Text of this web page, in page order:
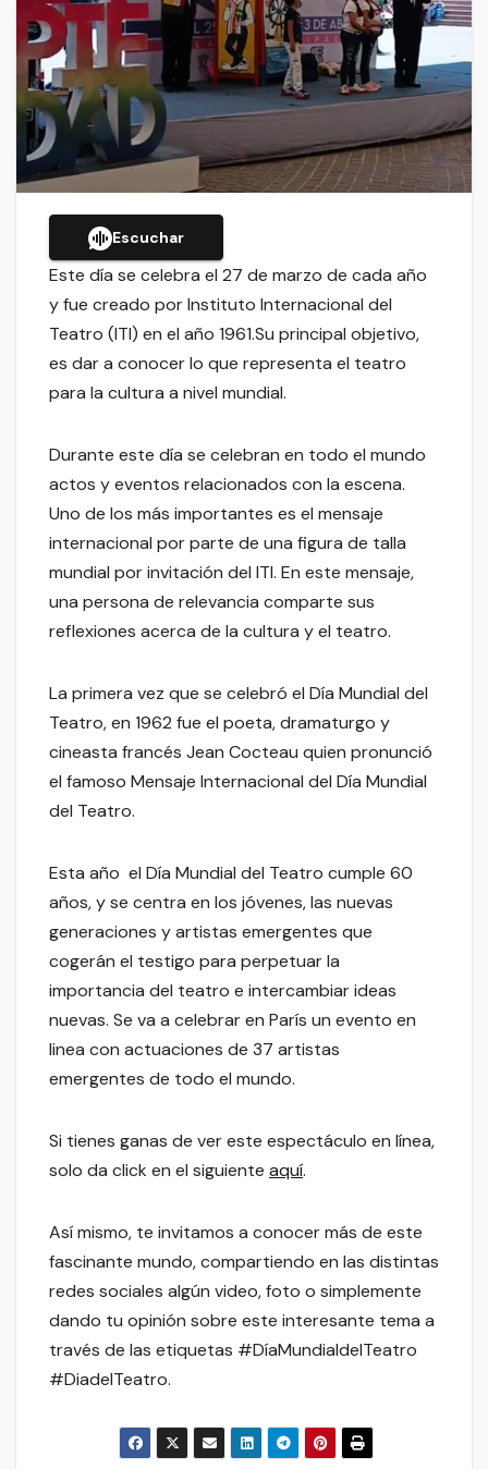
Escuchar
Este día se celebra el 27 de marzo de cada año
y fue creado por Instituto Internacional del
Teatro (ITI) en el año 1961.Su principal objetivo,
es dar a conocer lo que representa el teatro
para la cultura a nivel mundial.
Durante este día se celebran en todo el mundo
actos y eventos relacionados con la escena.
Uno de los más importantes es el mensaje
internacional por parte de una figura de talla
mundial por invitación del ITI. En este mensaje,
una persona de relevancia comparte sus
reflexiones acerca de la cultura y el teatro.
La primera vez que se celebró el Día Mundial del
Teatro, en 1962 fue el poeta, dramaturgo y
cineasta francés Jean Cocteau quien pronunció
el famoso Mensaje Internacional del Día Mundial
del Teatro.
Esta año el Día Mundial del Teatro cumple 60
años, y se centra en los jóvenes, las nuevas
generaciones y artistas emergentes que
cogerán el testigo para perpetuar la
importancia del teatro e intercambiar ideas
nuevas. Se va a celebrar en París un evento en
linea con actuaciones de 37 artistas
emergentes de todo el mundo.
Si tienes ganas de ver este espectáculo en línea,
solo da click en el siguiente aquí.
Así mismo, te invitamos a conocer más de este
fascinante mundo, compartiendo en las distintas
redes sociales algún video, foto o simplemente
dando tu opinión sobre este interesante tema a
través de las etiquetas #DíaMundialdelTeatro
#DiadelTeatro.